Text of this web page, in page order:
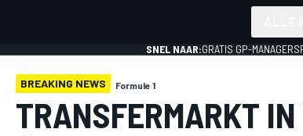
SNEL NAAR:GRATIS GP-
BREAKING NEWS Formule 1
TRANSFERMARKT